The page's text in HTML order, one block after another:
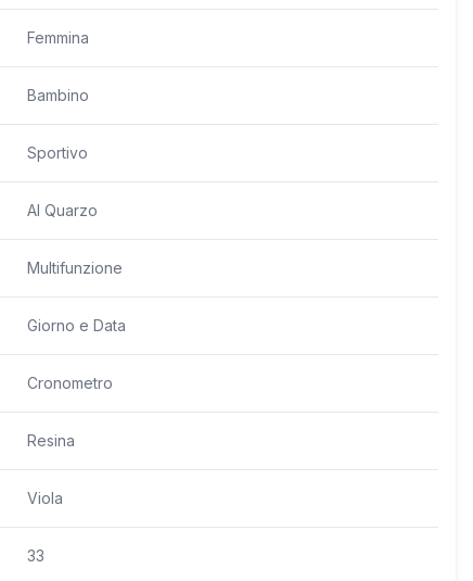
Femmina
Bambino
Sportivo
Al Quarzo
Multifunzione
Giorno e Data
Cronometro
Resina
Viola
33